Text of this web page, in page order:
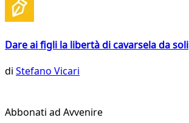
Dare ai figli la libertà di cavarsela da soli
di Stefano Vicari
Abbonati ad Avvenire